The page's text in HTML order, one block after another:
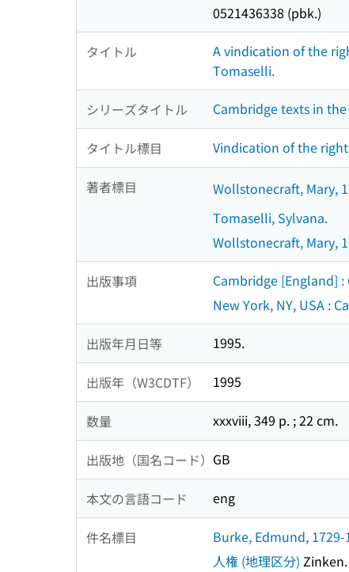
0521436338 (pbk.)
タイトル
A vindication of the
Tomaselli.
シリーズタイトル Cambridge texts in
タイトル標目 Vindication of the
著者標目 Wollstonecraft, Mary,
Tomaselli, Sylvana.
Wollstonecraft, Mary,
出版事項
Cambridge [England]
New York, NY, USA :
出版年月日等 1995.
出版年（W3CDTF） 1995
数量 xxxviii, 349 p. ; 22 cm.
出版地（国名コード） GB
本文の言語コード eng
件名標目
Burke, Edmund,
人権 (地理区分) Zinken.